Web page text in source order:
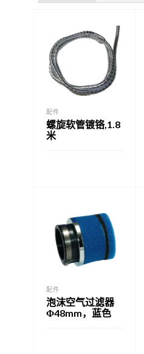
配件
螺旋软管镀铬,1.8
米
配件
泡沫空气过滤器
Φ48mm，蓝色